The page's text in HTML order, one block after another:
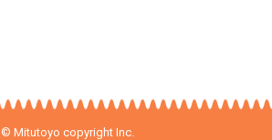
© Mitutoyo copyright Inc.